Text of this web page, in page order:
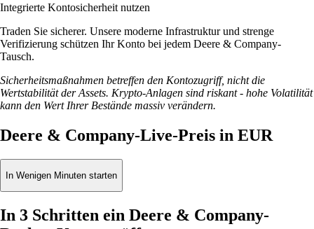
Integrierte Kontosicherheit nutzen
Traden Sie sicherer. Unsere moderne Infrastruktur und strenge
Verifizierung schützen Ihr Konto bei jedem Deere & Company-
Tausch.
Sicherheitsmaßnahmen betreffen den Kontozugriff, nicht die
Wertstabilität der Assets. Krypto-Anlagen sind riskant - hohe Volatilität
kann den Wert Ihrer Bestände massiv verändern.
Deere & Company-Live-Preis in EUR
In Wenigen Minuten starten
In 3 Schritten ein Deere & Company-